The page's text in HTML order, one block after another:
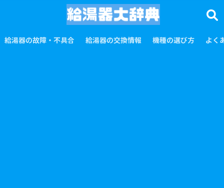
給湯器の故障・不具合 給湯器の交換情報 機種の選び方 よく